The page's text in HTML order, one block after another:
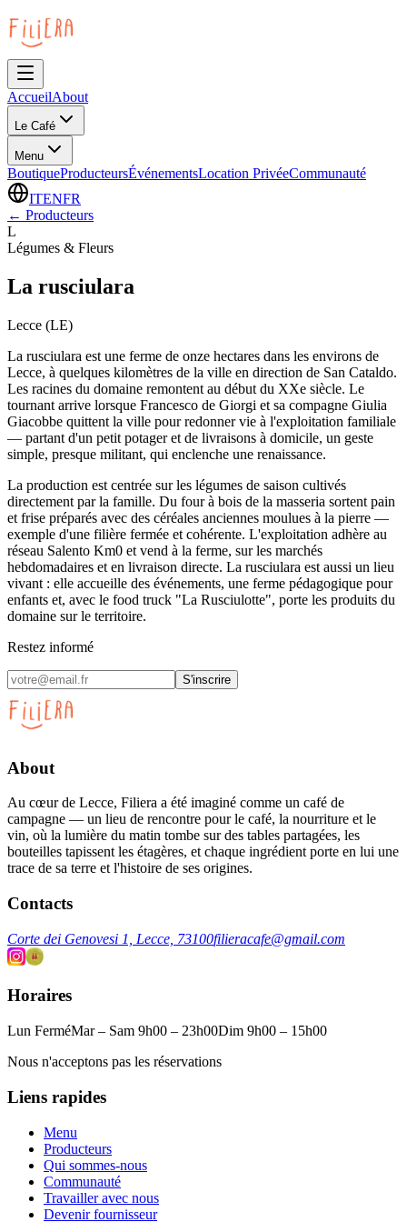
AccueilAbout
Le Café
Menu
BoutiqueProducteursÉvénementsLocation PrivéeCommunauté
ITENFR
← Producteurs
L
Légumes & Fleurs
La rusciulara
Lecce (LE)
La rusciulara est une ferme de onze hectares dans les environs de
Lecce, à quelques kilomètres de la ville en direction de San Cataldo.
Les racines du domaine remontent au début du XXe siècle. Le
tournant arrive lorsque Francesco de Giorgi et sa compagne Giulia
Giacobbe quittent la ville pour redonner vie à l'exploitation familiale
— partant d'un petit potager et de livraisons à domicile, un geste
simple, presque militant, qui enclenche une renaissance.
La production est centrée sur les légumes de saison cultivés
directement par la famille. Du four à bois de la masseria sortent pain
et frise préparés avec des céréales anciennes moulues à la pierre —
exemple d'une filière fermée et cohérente. L'exploitation adhère au
réseau Salento Km0 et vend à la ferme, sur les marchés
hebdomadaires et en livraison directe. La rusciulara est aussi un lieu
vivant : elle accueille des événements, une ferme pédagogique pour
enfants et, avec le food truck "La Rusciulotte", porte les produits du
domaine sur le territoire.
Restez informé
S'inscrire
About
Au cœur de Lecce, Filiera a été imaginé comme un café de
campagne — un lieu de rencontre pour le café, la nourriture et le
vin, où la lumière du matin tombe sur des tables partagées, les
bouteilles tapissent les étagères, et chaque ingrédient porte en lui une
trace de sa terre et l'histoire de ses origines.
Contacts
Corte dei Genovesi 1, Lecce, 73100filieracafe@gmail.com
Horaires
Lun FerméMar – Sam 9h00 – 23h00Dim 9h00 – 15h00
Nous n'acceptons pas les réservations
Liens rapides
Menu
Producteurs
Qui sommes-nous
Communauté
Travailler avec nous
Devenir fournisseur